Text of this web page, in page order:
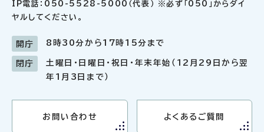
IP電話：050-5528-5000（代表） ※必ず「050」からダイ
ヤルしてください。
開庁 8時30分から17時15分まで
閉庁
土曜日・日曜日・祝日・年末年始（12月29日から翌
年1月3日まで）
お問い合わせ よくあるご質問